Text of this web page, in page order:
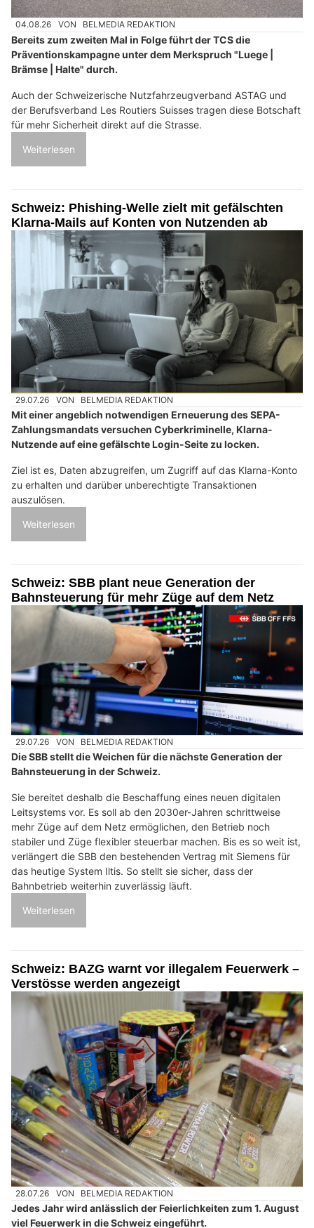
04.08.26 VON BELMEDIA REDAKTION
Bereits zum zweiten Mal in Folge führt der TCS die
Präventionskampagne unter dem Merkspruch "Luege |
Brämse | Halte" durch.
Auch der Schweizerische Nutzfahrzeugverband ASTAG und
der Berufsverband Les Routiers Suisses tragen diese Botschaft
für mehr Sicherheit direkt auf die Strasse.
Weiterlesen
Schweiz: Phishing-Welle zielt mit gefälschten
Klarna-Mails auf Konten von Nutzenden ab
29.07.26 VON BELMEDIA REDAKTION
Mit einer angeblich notwendigen Erneuerung des SEPA-
Zahlungsmandats versuchen Cyberkriminelle, Klarna-
Nutzende auf eine gefälschte Login-Seite zu locken.
Ziel ist es, Daten abzugreifen, um Zugriff auf das Klarna-Konto
zu erhalten und darüber unberechtigte Transaktionen
auszulösen.
Weiterlesen
Schweiz: SBB plant neue Generation der
Bahnsteuerung für mehr Züge auf dem Netz
29.07.26 VON BELMEDIA REDAKTION
Die SBB stellt die Weichen für die nächste Generation der
Bahnsteuerung in der Schweiz.
Sie bereitet deshalb die Beschaffung eines neuen digitalen
Leitsystems vor. Es soll ab den 2030er-Jahren schrittweise
mehr Züge auf dem Netz ermöglichen, den Betrieb noch
stabiler und Züge flexibler steuerbar machen. Bis es so weit ist,
verlängert die SBB den bestehenden Vertrag mit Siemens für
das heutige System Iltis. So stellt sie sicher, dass der
Bahnbetrieb weiterhin zuverlässig läuft.
Weiterlesen
Schweiz: BAZG warnt vor illegalem Feuerwerk –
Verstösse werden angezeigt
28.07.26 VON BELMEDIA REDAKTION
Jedes Jahr wird anlässlich der Feierlichkeiten zum 1. August
viel Feuerwerk in die Schweiz eingeführt.